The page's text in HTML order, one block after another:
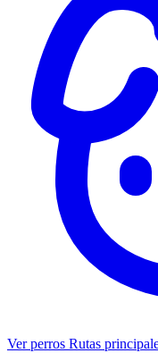
Ver perros Rutas